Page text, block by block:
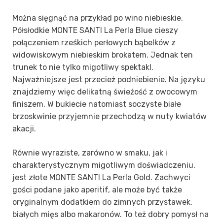
Można sięgnąć na przykład po wino niebieskie.
Półsłodkie MONTE SANTI La Perla Blue cieszy
połączeniem rześkich perłowych bąbelków z
widowiskowym niebieskim brokatem. Jednak ten
trunek to nie tylko migotliwy spektakl.
Najważniejsze jest przecież podniebienie. Na języku
znajdziemy więc delikatną świeżość z owocowym
finiszem. W bukiecie natomiast soczyste białe
brzoskwinie przyjemnie przechodzą w nuty kwiatów
akacji.
Równie wyraziste, zarówno w smaku, jak i
charakterystycznym migotliwym doświadczeniu,
jest złote MONTE SANTI La Perla Gold . Zachwyci
gości podane jako aperitif, ale może być także
oryginalnym dodatkiem do zimnych przystawek,
białych mięs albo makaronów. To też dobry pomysł na